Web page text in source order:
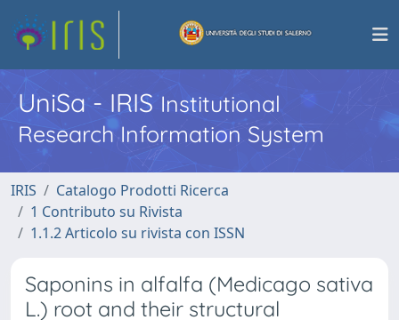
UniSa - IRISInstitutional
Research Information System
IRIS
Catalogo Prodotti Ricerca
1 Contributo su Rivista
1.1.2 Articolo su rivista con ISSN
Saponins in alfalfa (Medicago sativa
L.) root and their structural